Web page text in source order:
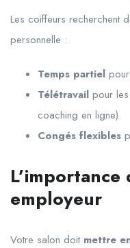
Les coiffeurs recherchent
personnelle :
Temps partiel
Télétravail pour
coaching en ligne).
Congés flexibles
employeur
Votre salon doit mettre